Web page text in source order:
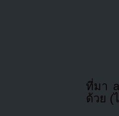
ที่มา
ด้วย (